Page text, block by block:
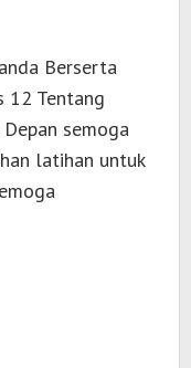
Berserta
12 Tentang
semoga
latihan untuk